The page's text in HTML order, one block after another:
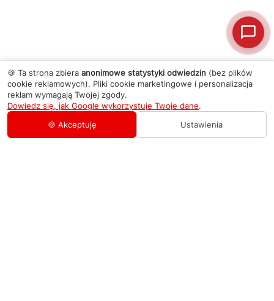
🍪 Ta strona zbiera anonimowe statystyki odwiedzin (bez plików
cookie reklamowych). Pliki cookie marketingowe i personalizacja
reklam wymagają Twojej zgody.
Dowiedz się, jak Google wykorzystuje Twoje dane.
🍪 Akceptuję
Ustawienia